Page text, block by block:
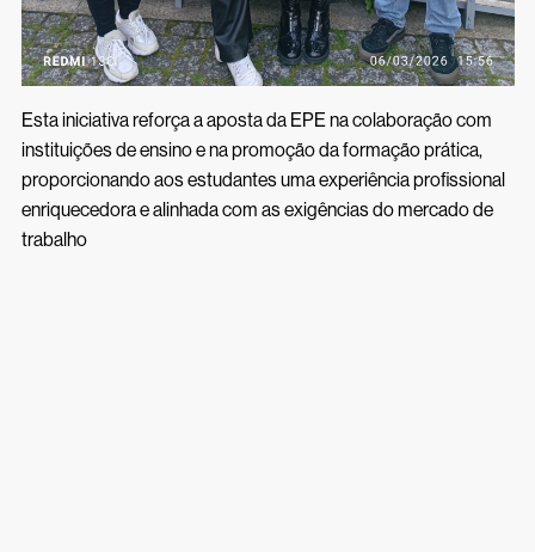
Esta iniciativa reforça a aposta da EPE na colaboração com
instituições de ensino e na promoção da formação prática,
proporcionando aos estudantes uma experiência profissional
enriquecedora e alinhada com as exigências do mercado de
trabalho